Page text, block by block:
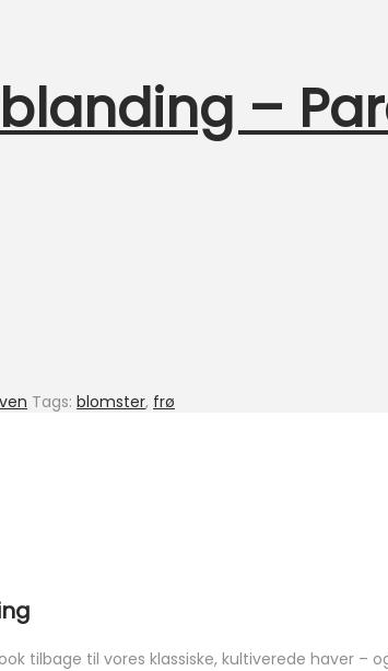
–
Tags: blomster, frø
tilbage til vores klassiske, kultiverede haver –